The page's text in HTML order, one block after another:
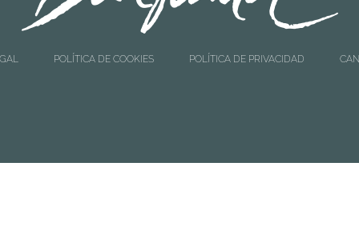
POLÍTICA DE COOKIES POLÍTICA DE PRIVACIDAD